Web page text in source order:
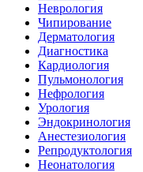
Неврология
Чипирование
Дерматология
Диагностика
Кардиология
Пульмонология
Нефрология
Урология
Эндокринология
Анестезиология
Репродуктология
Неонатология